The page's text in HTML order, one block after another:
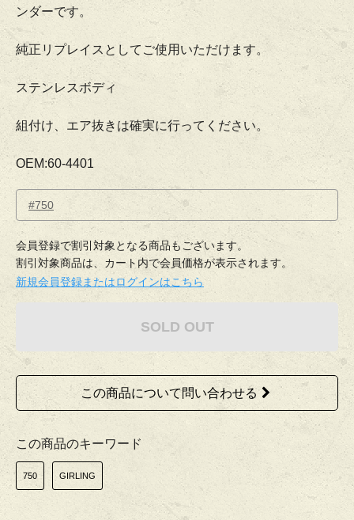
ンダーです。
純正リプレイスとしてご使用いただけます。
ステンレスボディ
組付け、エア抜きは確実に行ってください。
OEM:60-4401
#750
会員登録で割引対象となる商品もございます。
割引対象商品は、カート内で会員価格が表示されます。
新規会員登録またはログインはこちら
SOLD OUT
この商品について問い合わせる
この商品のキーワード
750 GIRLING